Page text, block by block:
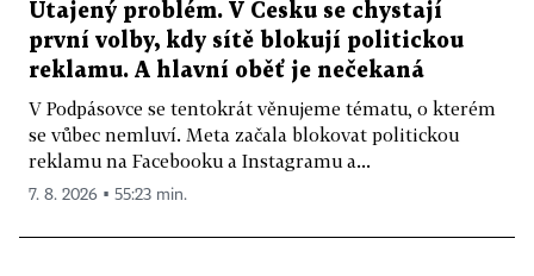
Utajený problém. V Česku se chystají
první volby, kdy sítě blokují politickou
reklamu. A hlavní oběť je nečekaná
V Podpásovce se tentokrát věnujeme tématu, o kterém
se vůbec nemluví. Meta začala blokovat politickou
reklamu na Facebooku a Instagramu a...
7. 8. 2026 ▪ 55:23 min.